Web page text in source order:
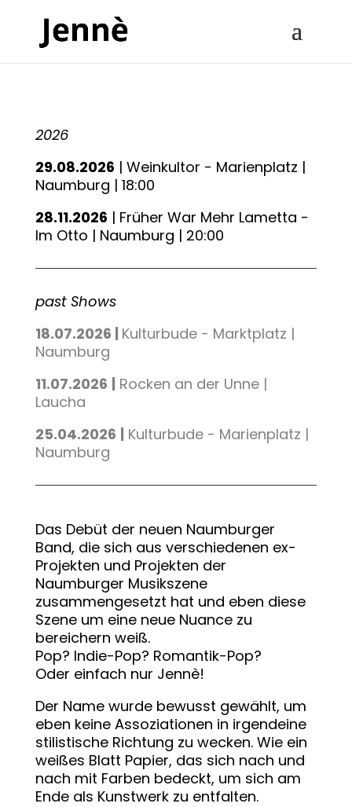
2026
29.08.2026 | Weinkultor - Marienplatz |
Naumburg | 18:00
28.11.2026 | Früher War Mehr Lametta -
Im Otto | Naumburg | 20:00
past Shows
18.07.2026 | Kulturbude - Marktplatz |
Naumburg
11.07.2026 | Rocken an der Unne |
Laucha
25.04.2026 | Kulturbude - Marienplatz |
Naumburg
Das Debüt der neuen Naumburger
Band, die sich aus verschiedenen ex-
Projekten und Projekten der
Naumburger Musikszene
zusammengesetzt hat und eben diese
Szene um eine neue Nuance zu
bereichern weiß.
Pop? Indie-Pop? Romantik-Pop?
Oder einfach nur Jennè!
Der Name wurde bewusst gewählt, um
eben keine Assoziationen in irgendeine
stilistische Richtung zu wecken. Wie ein
weißes Blatt Papier, das sich nach und
nach mit Farben bedeckt, um sich am
Ende als Kunstwerk zu entfalten.